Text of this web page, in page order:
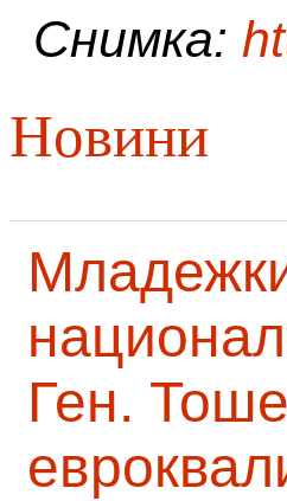
Снимка:
Новини
Ген.